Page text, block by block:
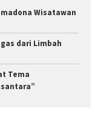
Wisatawan
dari Limbah
Tema